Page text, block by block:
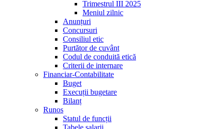
Trimestrul III 2025
Meniul zilnic
Anunțuri
Concursuri
Consiliul etic
Purtător de cuvânt
Codul de conduită etică
Criterii de internare
Financiar-Contabilitate
Buget
Execuții bugetare
Bilanț
Runos
Statul de funcții
Tabele salarii